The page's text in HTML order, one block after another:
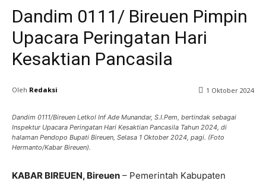
Dandim 0111/ Bireuen Pimpin
Upacara Peringatan Hari
Kesaktian Pancasila
Oleh Redaksi 1 Oktober 2024
Dandim 0111/Bireuen Letkol Inf Ade Munandar, S.I.Pem, bertindak sebagai
Inspektur Upacara Peringatan Hari Kesaktian Pancasila Tahun 2024, di
halaman Pendopo Bupati Bireuen, Selasa 1 Oktober 2024, pagi. (Foto
Hermanto/Kabar Bireuen).
KABAR BIREUEN, Bireuen – Pemerintah Kabupaten